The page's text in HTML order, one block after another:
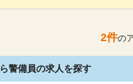
2件の
警備員の求人を探す